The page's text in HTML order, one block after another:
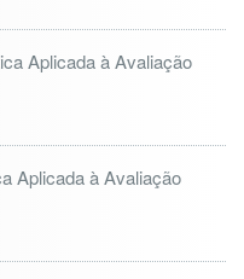
Aplicada à Avaliação
Aplicada à Avaliação